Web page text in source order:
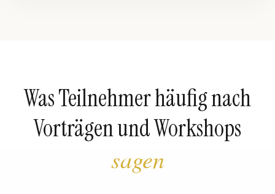
Was Teilnehmer häufig nach
Vorträgen und Workshops
sagen